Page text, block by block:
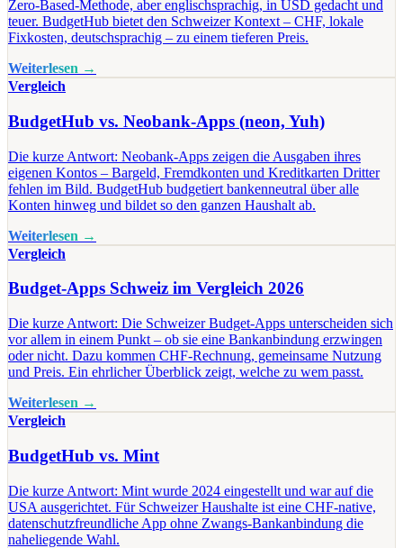
Zero-Based-Methode, aber englischsprachig, in USD gedacht und
teuer. BudgetHub bietet den Schweizer Kontext – CHF, lokale
Fixkosten, deutschsprachig – zu einem tieferen Preis.
Weiterlesen →
Vergleich
BudgetHub vs. Neobank-Apps (neon, Yuh)
Die kurze Antwort: Neobank-Apps zeigen die Ausgaben ihres
eigenen Kontos – Bargeld, Fremdkonten und Kreditkarten Dritter
fehlen im Bild. BudgetHub budgetiert bankenneutral über alle
Konten hinweg und bildet so den ganzen Haushalt ab.
Weiterlesen →
Vergleich
Budget-Apps Schweiz im Vergleich 2026
Die kurze Antwort: Die Schweizer Budget-Apps unterscheiden sich
vor allem in einem Punkt – ob sie eine Bankanbindung erzwingen
oder nicht. Dazu kommen CHF-Rechnung, gemeinsame Nutzung
und Preis. Ein ehrlicher Überblick zeigt, welche zu wem passt.
Weiterlesen →
Vergleich
BudgetHub vs. Mint
Die kurze Antwort: Mint wurde 2024 eingestellt und war auf die
USA ausgerichtet. Für Schweizer Haushalte ist eine CHF-native,
datenschutzfreundliche App ohne Zwangs-Bankanbindung die
naheliegende Wahl.